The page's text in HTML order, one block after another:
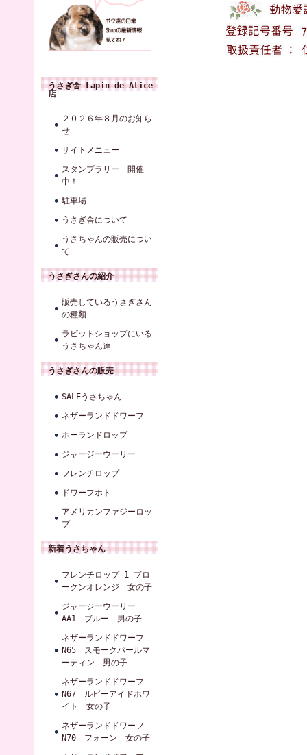
うさぎ舎 Lapin de Alice
店
２０２６年８月のお知ら
せ
サイトメニュー
スタンプラリー 開催
中！
駐車場
うさぎ舎について
うさちゃんの販売につい
て
うさぎさんの紹介
販売しているうさぎさん
の種類
ラビットショップにいる
うさちゃん達
うさぎさんの販売
SALEうさちゃん
ネザーランドドワーフ
ホーランドロップ
ジャージーウーリー
フレンチロップ
ドワーフホト
アメリカンファジーロッ
プ
新着うさちゃん
フレンチロップ 1 ブロ
ークンオレンジ 女の子
ジャージーウーリー
AA1 ブルー 男の子
ネザーランドドワーフ
N65 スモークパールマ
ーティン 男の子
ネザーランドドワーフ
N67 ルビーアイドホワ
イト 女の子
ネザーランドドワーフ
N70 フォーン 女の子